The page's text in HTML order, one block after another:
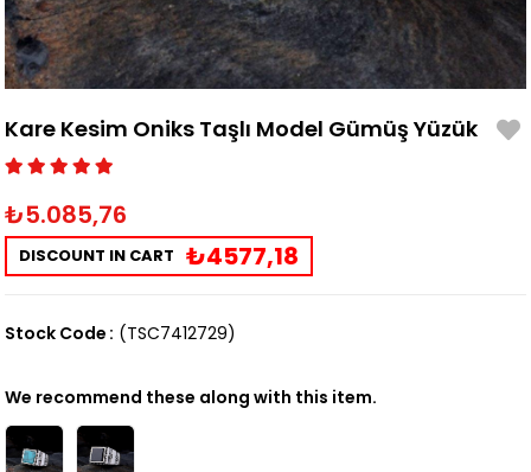
Kare Kesim Oniks Taşlı Model Gümüş Yüzük
₺5.085,76
DISCOUNT IN CART ₺4577,18
Stock Code (TSC7412729)
We recommend these along with this item.